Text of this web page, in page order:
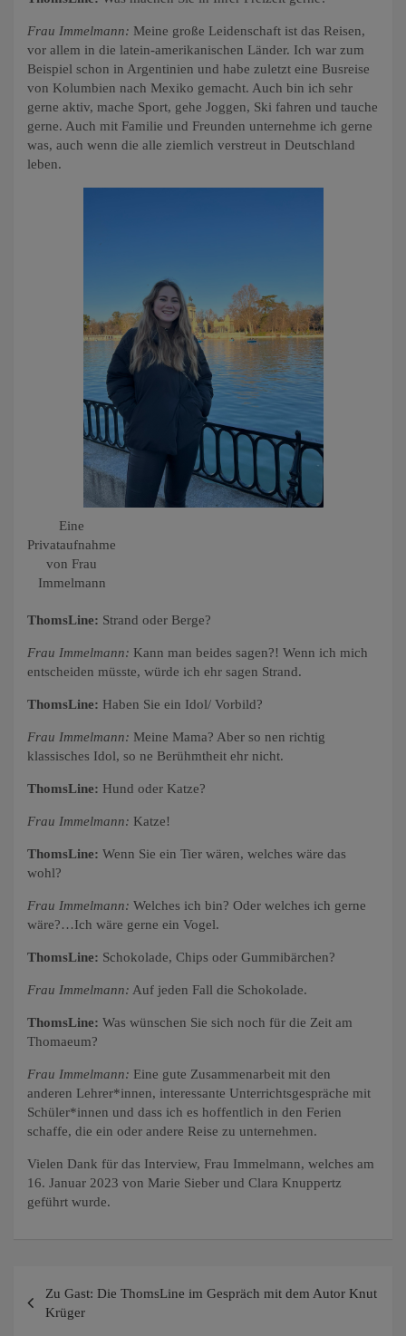
Frau Immelmann: Meine große Leidenschaft ist das Reisen,
vor allem in die latein-amerikanischen Länder. Ich war zum
Beispiel schon in Argentinien und habe zuletzt eine Busreise
von Kolumbien nach Mexiko gemacht. Auch bin ich sehr
gerne aktiv, mache Sport, gehe Joggen, Ski fahren und tauche
gerne. Auch mit Familie und Freunden unternehme ich gerne
was, auch wenn die alle ziemlich verstreut in Deutschland
leben.
Eine
Privataufnahme
von Frau
Immelmann
ThomsLine: Strand oder Berge?
Frau Immelmann: Kann man beides sagen?! Wenn ich mich
entscheiden müsste, würde ich ehr sagen Strand.
ThomsLine: Haben Sie ein Idol/ Vorbild?
Frau Immelmann: Meine Mama? Aber so nen richtig
klassisches Idol, so ne Berühmtheit ehr nicht.
ThomsLine: Hund oder Katze?
Frau Immelmann: Katze!
ThomsLine: Wenn Sie ein Tier wären, welches wäre das
wohl?
Frau Immelmann: Welches ich bin? Oder welches ich gerne
wäre?…Ich wäre gerne ein Vogel.
ThomsLine: Schokolade, Chips oder Gummibärchen?
Frau Immelmann: Auf jeden Fall die Schokolade.
ThomsLine: Was wünschen Sie sich noch für die Zeit am
Thomaeum?
Frau Immelmann: Eine gute Zusammenarbeit mit den
anderen Lehrer*innen, interessante Unterrichtsgespräche mit
Schüler*innen und dass ich es hoffentlich in den Ferien
schaffe, die ein oder andere Reise zu unternehmen.
Vielen Dank für das Interview, Frau Immelmann, welches am
16. Januar 2023 von Marie Sieber und Clara Knuppertz
geführt wurde.
Zu Gast: Die ThomsLine im Gespräch mit dem Autor Knut
Krüger